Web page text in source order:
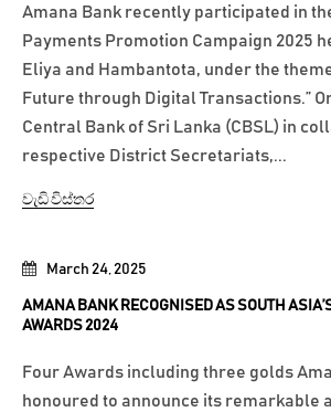
March 24, 2025
AMANA BANK RECOGNISED AS SOUTH
AWARDS 2024
Four Awards including three golds
honoured to announce its remarkable
Amana Bank recently participated in
Payments Promotion Campaign 2025
Eliya and Hambantota, under the
Future through Digital Transactions.”
Central Bank of Sri Lanka (CBSL) in
respective District Secretariats,...
වැඩි විස්තර